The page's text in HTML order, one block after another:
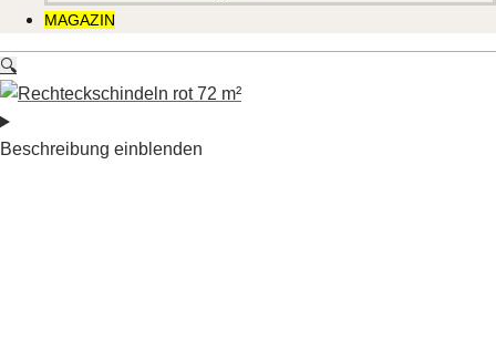
MAGAZIN
🔍
Beschreibung einblenden